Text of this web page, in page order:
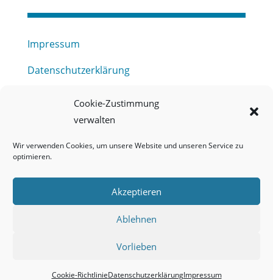
Cookie-Zustimmung
verwalten
Wir verwenden Cookies, um unsere Website und unseren Service zu
optimieren.
Akzeptieren
Ablehnen
Vorlieben
Cookie-RichtlinieDatenschutzerklärungImpressum
Impressum
Datenschutzerklärung
Haftungsausschluss
Barrierefreiheitserklärung
Meldestelle (HinSchG) des Erftverbandes
Onlineportal Grundwassernutzung